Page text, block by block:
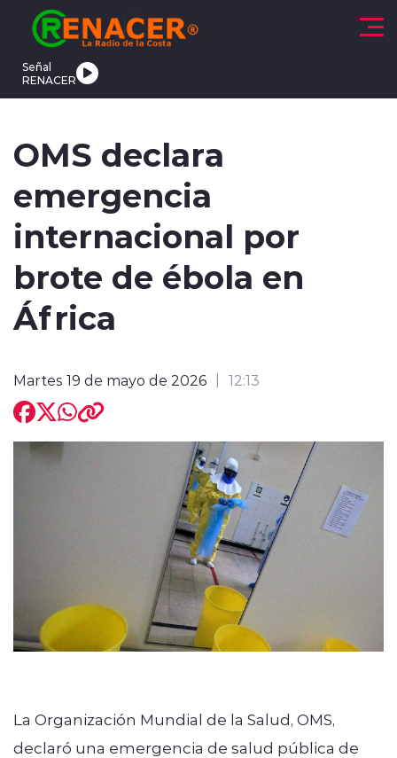
Click acá para ir directamente al contenido
Señal
RENACER
modo claro
OMS declara
emergencia
internacional por
brote de ébola en
África
Martes 19 de mayo de 2026 12:13
La Organización Mundial de la Salud, OMS,
declaró una emergencia de salud pública de